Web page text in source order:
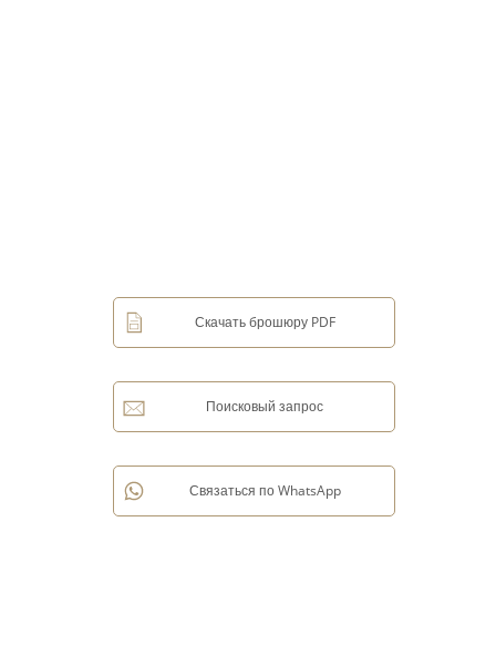
Скачать брошюру PDF
Поисковый запрос
Связаться по WhatsApp